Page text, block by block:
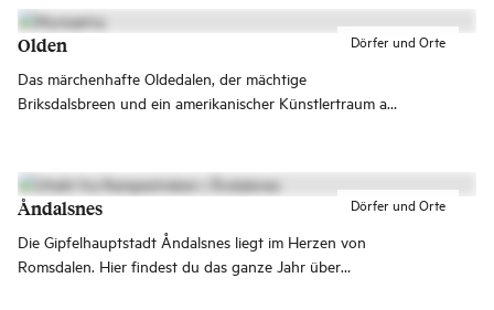
dein Ding? Der berühmte Fußballspieler Erling Braut
Haaland stammt ebenfalls aus Bryne.
Dörfer und Orte
Olden
Das märchenhafte Oldedalen, der mächtige
Briksdalsbreen und ein amerikanischer Künstlertraum am
Dörfer und Orte
Åndalsnes
Die Gipfelhauptstadt Åndalsnes liegt im Herzen von
Romsdalen. Hier findest du das ganze Jahr über